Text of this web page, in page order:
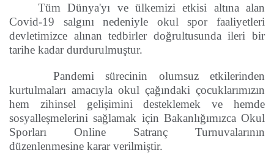
Tüm Dünya'yı ve ülkemizi etkisi altına alan
Covid-19 salgını nedeniyle okul spor faaliyetleri
devletimizce alınan tedbirler doğrultusunda ileri bir
tarihe kadar durdurulmuştur.
Pandemi sürecinin olumsuz etkilerinden
kurtulmaları amacıyla okul çağındaki çocuklarımızın
hem zihinsel gelişimini desteklemek ve hemde
sosyalleşmelerini sağlamak için Bakanlığımızca Okul
Sporları Online Satranç Turnuvalarının
düzenlenmesine karar verilmiştir.
Kredi/Yurt E-
Ödeme